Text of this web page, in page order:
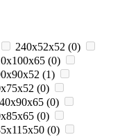
240x52x52 (0)
(0)
(1)
(0)
(0)
(0)
(0)